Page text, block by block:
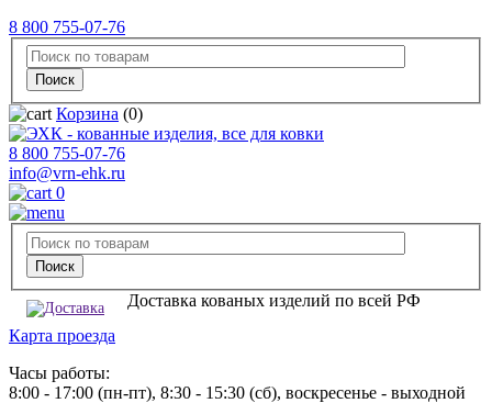
8 800 755-07-76
Корзина (0)
8 800 755-07-76
info@vrn-ehk.ru
0
Доставка кованых изделий по всей РФ
Карта проезда
Часы работы:
8:00 - 17:00 (пн-пт), 8:30 - 15:30 (сб), воскресенье - выходной